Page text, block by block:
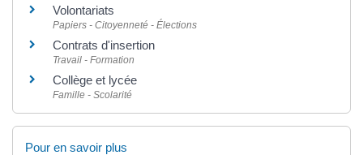
Volontariats
Papiers - Citoyenneté - Élections
Contrats d'insertion
Travail - Formation
Collège et lycée
Famille - Scolarité
Pour en savoir plus